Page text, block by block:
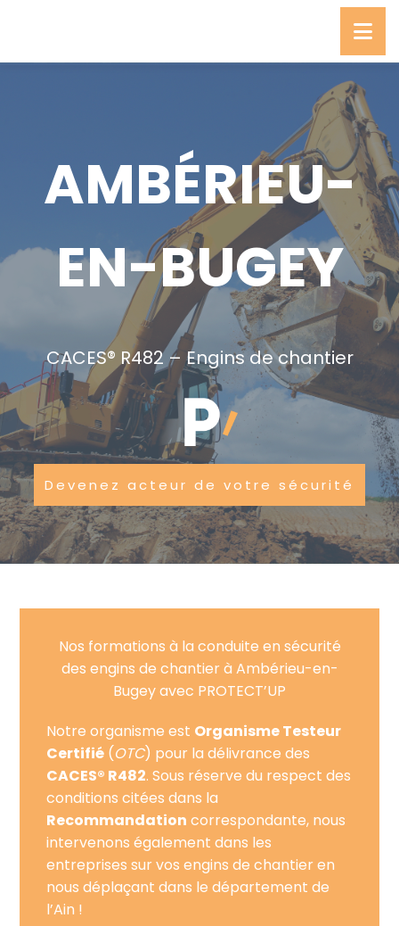
AMBÉRIEU-
EN-BUGEY
CACES® R482 – Engins de chantier
Devenez acteur de votre sécurité
Nos formations à la conduite en sécurité
des engins de chantier à Ambérieu-en-
Bugey avec PROTECT’UP
Notre organisme est Organisme Testeur
Certifié (OTC) pour la délivrance des
CACES® R482. Sous réserve du respect des
conditions citées dans la
Recommandation correspondante, nous
intervenons également dans les
entreprises sur vos engins de chantier en
nous déplaçant dans le département de
l’Ain !